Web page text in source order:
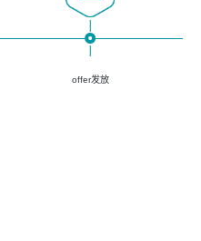
offer发放